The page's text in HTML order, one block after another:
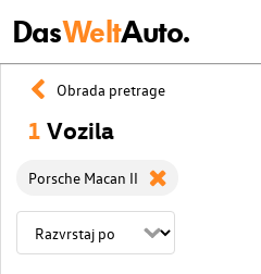
DasWeltAuto.
Obrada pretrage
1 Vozila
Porsche Macan II